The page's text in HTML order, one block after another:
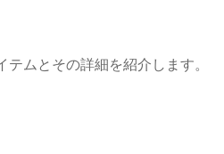
ムとその詳細を紹介します。